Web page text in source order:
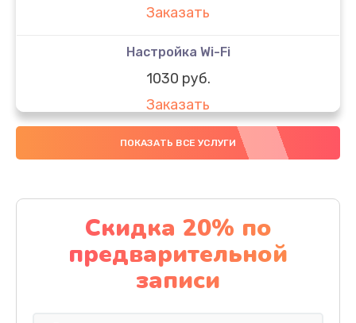
Заказать
Настройка Wi-Fi
1030 руб.
Заказать
Восстановление данных
Заказать
Настройка ОС ноутбука LG
1090 руб.
Заказать
ПОКАЗАТЬ ВСЕ УСЛУГИ
Скидка 20% по
предварительной
записи